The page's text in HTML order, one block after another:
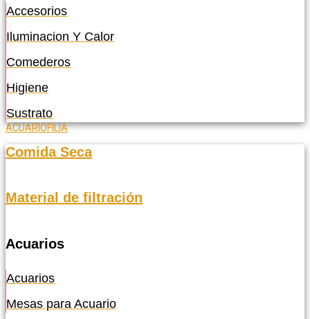
Accesorios
Iluminacion Y Calor
Comederos
Higiene
Sustrato
ACUARIOFILIA
Comida Seca
Material de filtración
Acuarios
Acuarios
Mesas para Acuario